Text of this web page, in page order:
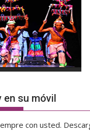
en su móvil
con usted.